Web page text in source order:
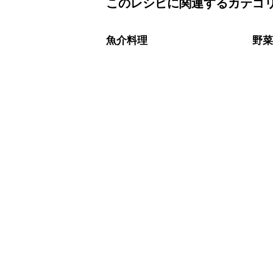
※日持ちは目安です。こちら
A チューブタイプのニンニクを使用し
このレシピに関連するカテゴ
魚介料理 野菜